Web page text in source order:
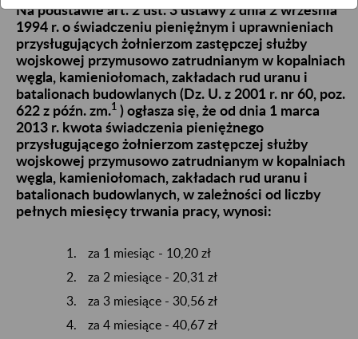
Na podstawie art. 2 ust. 3 ustawy z dnia 2 września
1994 r. o świadczeniu pieniężnym i uprawnieniach
przysługujących żołnierzom zastępczej służby
wojskowej przymusowo zatrudnianym w kopalniach
węgla, kamieniołomach, zakładach rud uranu i
batalionach budowlanych (Dz. U. z 2001 r. nr 60, poz.
622 z późn. zm.1 ) ogłasza się, że od dnia 1 marca
2013 r. kwota świadczenia pieniężnego
przysługującego żołnierzom zastępczej służby
wojskowej przymusowo zatrudnianym w kopalniach
węgla, kamieniołomach, zakładach rud uranu i
batalionach budowlanych, w zależności od liczby
pełnych miesięcy trwania pracy, wynosi:
za 1 miesiąc - 10,20 zł
za 2 miesiące - 20,31 zł
za 3 miesiące - 30,56 zł
za 4 miesiące - 40,67 zł